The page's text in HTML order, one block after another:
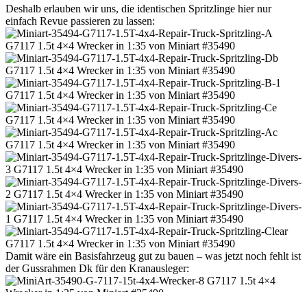
Deshalb erlauben wir uns, die identischen Spritzlinge hier nur
einfach Revue passieren zu lassen:
Damit wäre ein Basisfahrzeug gut zu bauen – was jetzt noch fehlt ist
der Gussrahmen Dk für den Kranausleger: